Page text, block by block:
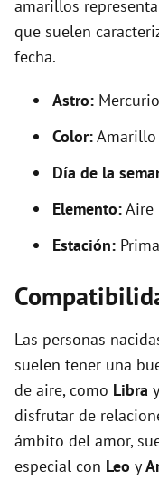
amarillos
que suelen
fecha.
Astro: Mercurio
Color:Amarillo
Día de la
Elemento:Aire
Estación:
Las personas
suelen tener una
de aire, como Libra y
disfrutar de
ámbito del amor,
especial con Leo y